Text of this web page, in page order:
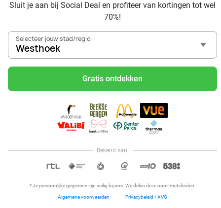
Sluit je aan bij Social Deal en profiteer van kortingen tot wel
70%!
Selecteer jouw stad/regio:
Westhoek
Gratis ontdekken
Bekend van:
* Je persoonlijke gegevens zijn veilig bij ons. We delen deze nooit met derden.
Algemene voorwaarden Privacybeleid / AVG
de beste dierentuin van Europa
Ontdek de beste restaurants in Westhoek via Social Deal
Voordelig sushi scoren? Ontdek de beste sushi restaurants
in Westhoek en omgeving
Schoonheidsspecialisten in Westhoek: voordelige
beautydeals
Schoonheidssalons in Westhoek: voordelige beauty-
arrangementen
Met korting zwemmen bij zwembaden in regio Westhoek
Ontdek voordelige escaperooms in Westhoek
Met korting karten in regio Westhoek
Hoi, onze klantenservice is open,
dus als je een vraag hebt helpen